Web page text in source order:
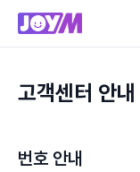
고객센터 안내
번호 안내